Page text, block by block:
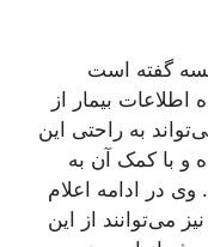
گفته است
بیمار از
به راحتی این
و با کمک آن به
در ادامه اعلام
می‌توانند از این